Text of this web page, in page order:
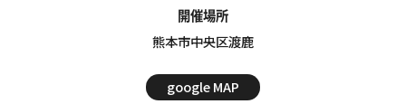
開催場所
熊本市中央区渡鹿
google MAP